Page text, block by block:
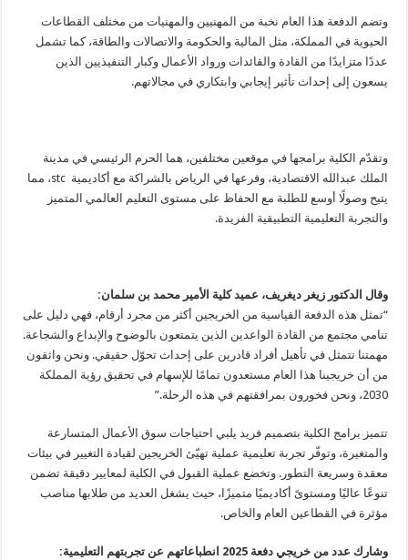
وتضم الدفعة هذا العام نخبة من المهنيين والمهنيات من مختلف القطاعات
الحيوية في المملكة، مثل المالية والحكومة والاتصالات والطاقة، كما تشمل
عددًا متزايدًا من القادة والقائدات ورواد الأعمال وكبار التنفيذيين الذين
يسعون إلى إحداث تأثير إيجابي وابتكاري في مجالاتهم.
وتقدّم الكلية برامجها في موقعين مختلفين، هما الحرم الرئيسي في مدينة
الملك عبدالله الاقتصادية، وفرعها في الرياض بالشراكة مع أكاديمية stc، مما
يتيح وصولًا أوسع للطلبة مع الحفاظ على مستوى التعليم العالمي المتميز
والتجربة التعليمية التطبيقية الفريدة.
وقال الدكتور زيغر ديغريف، عميد كلية الأمير محمد بن سلمان:
“تمثل هذه الدفعة القياسية من الخريجين أكثر من مجرد أرقام، فهي دليل على
تنامي مجتمع من القادة الواعدين الذين يتمتعون بالوضوح والإبداع والشجاعة.
مهمتنا تتمثل في تأهيل أفراد قادرين على إحداث تحوّل حقيقي. ونحن واثقون
من أن خريجينا هذا العام مستعدون تمامًا للإسهام في تحقيق رؤية المملكة
2030، ونحن فخورون بمرافقتهم في هذه الرحلة.”
تتميز برامج الكلية بتصميم فريد يلبي احتياجات سوق الأعمال المتسارعة
والمتغيرة، وتوفّر تجربة تعليمية عملية تهيّئ الخريجين لقيادة التغيير في بيئات
معقدة وسريعة التطور. وتخضع عملية القبول في الكلية لمعايير دقيقة تضمن
تنوعًا عاليًا ومستوىً أكاديميًا متميزًا، حيث يشغل العديد من طلابها مناصب
مؤثرة في القطاعين العام والخاص.
وشارك عدد من خريجي دفعة 2025 انطباعاتهم عن تجربتهم التعليمية :